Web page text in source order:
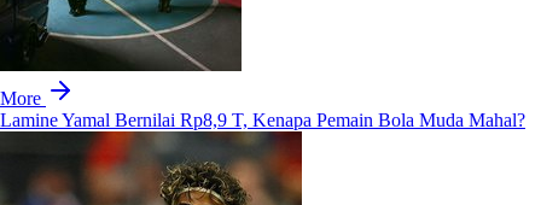
More
Lamine Yamal Bernilai Rp8,9 T, Kenapa Pemain Bola Muda Mahal?